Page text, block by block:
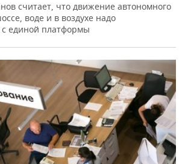
считает, что движение автономного
воде и в воздухе надо
с единой платформы